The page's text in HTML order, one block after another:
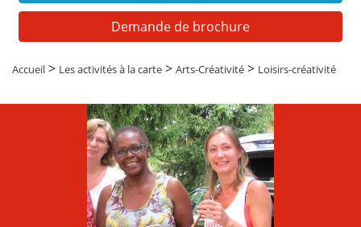
Demande de brochure
Accueil > Les activités à la carte > Arts-Créativité > Loisirs-créativité